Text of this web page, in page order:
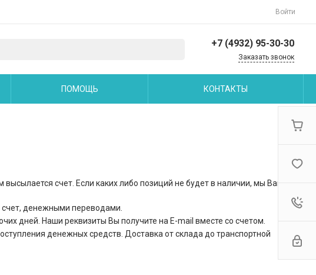
Войти
+7 (4932) 95-30-30
Пн-Пт: 9:00-18:00 Cб-Вс:
Заказать звонок
ПОМОЩЬ КОНТАКТЫ
счет. Если каких либо позиций не будет в наличии, мы Вам
денежными переводами.
дней. Наши реквизиты Вы получите на E-mail вместе со счетом.
денежных средств. Доставка от склада до транспортной